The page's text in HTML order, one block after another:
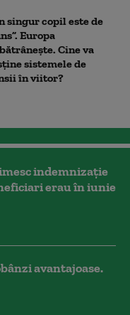
singur copil este de
Europa
Cine va
sistemele de
în viitor?
indemnizaţie
erau în iunie
avantajoase.